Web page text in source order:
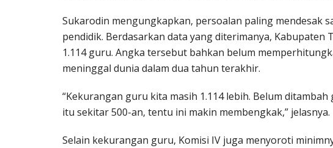
Sukarodin mengungkapkan, persoalan paling mendesak
pendidik. Berdasarkan data yang diterimanya,
1.114 guru. Angka tersebut bahkan belum
meninggal dunia dalam dua tahun terakhir.
“Kekurangan guru kita masih 1.114 lebih. Belum
itu sekitar 500-an, tentu ini makin membengkak,” jelasnya.
Selain kekurangan guru, Komisi IV juga menyoroti